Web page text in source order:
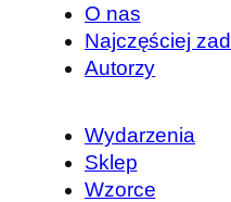
O nas
Najczęściej
Autorzy
Wydarzenia
Sklep
Wzorce